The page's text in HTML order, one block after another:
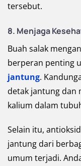
tersebut.
8. Menjaga
Buah salak
berperan penting
jantung.
detak jantung dan
kalium dalam
Selain itu,
jantung dari
umum terjadi.